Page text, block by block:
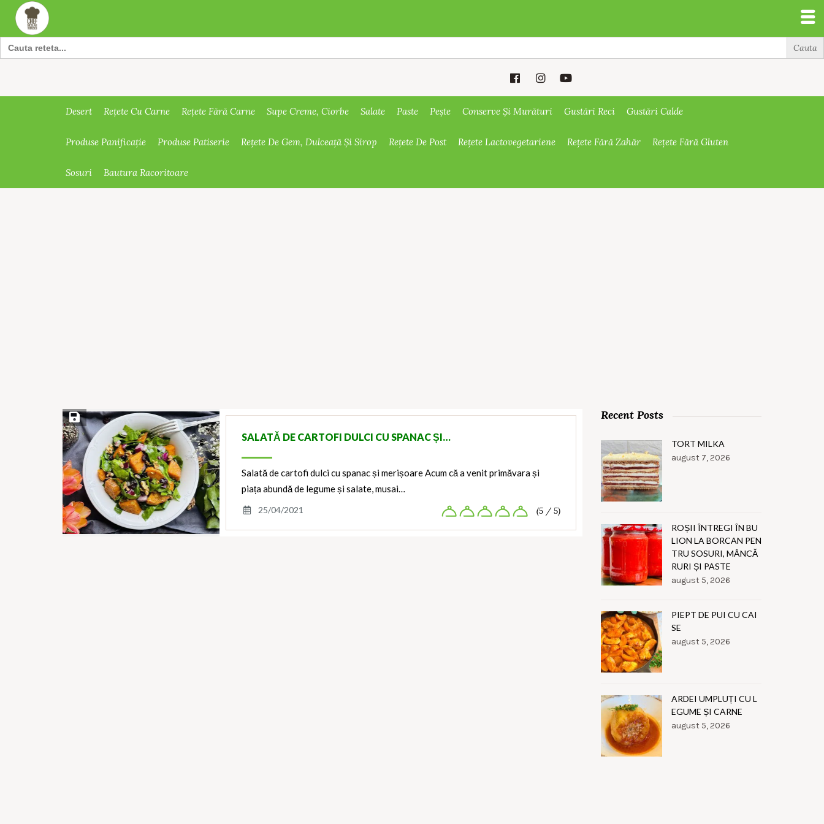
Search
for:
Desert Rețete Cu Carne Rețete Fără Carne Supe Creme, Ciorbe Salate Paste Pește Conserve Și Murături Gustări Reci Gustări Calde
Produse Panificație Produse Patiserie Rețete De Gem, Dulceață Și Sirop Rețete De Post Rețete Lactovegetariene Rețete Fără Zahăr Rețete Fără Gluten
Sosuri Bautura Racoritoare
Save Recipe
SALATĂ DE CARTOFI DULCI CU SPANAC ȘI…
Salată de cartofi dulci cu spanac și merișoare Acum că a venit primăvara și
piața abundă de legume și salate, musai…
25/04/2021 (5 / 5)
Recent Posts
TORT MILKA
august 7, 2026
ROȘII ÎNTREGI ÎN BU
LION LA BORCAN PEN
TRU SOSURI, MÂNCĂ
RURI ȘI PASTE
august 5, 2026
PIEPT DE PUI CU CAI
SE
august 5, 2026
ARDEI UMPLUȚI CU L
EGUME ȘI CARNE
august 5, 2026